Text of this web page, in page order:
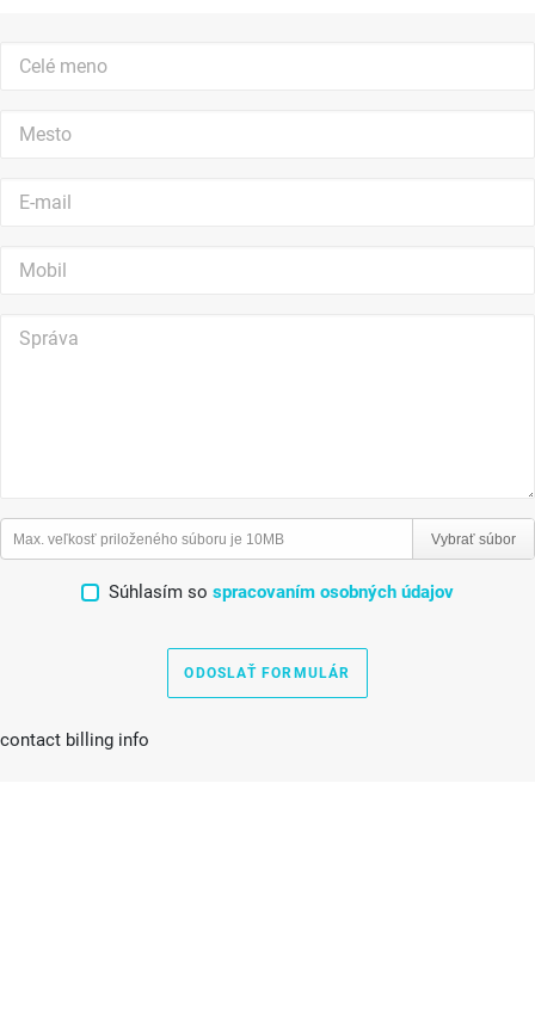
Max. veľkosť priloženého súboru je 10MB Vybrať súbor
Súhlasím so spracovaním osobných údajov
ODOSLAŤ FORMULÁR
contact billing info